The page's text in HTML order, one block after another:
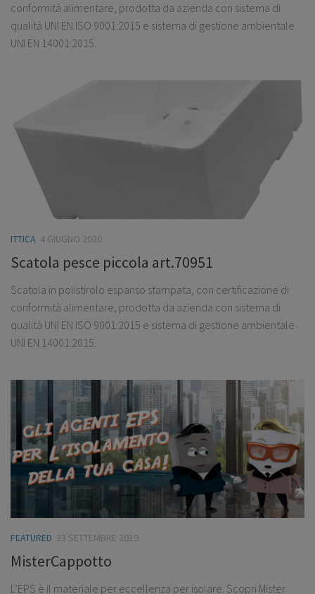
conformità alimentare, prodotta da azienda con sistema di
qualità UNI EN ISO 9001:2015 e sistema di gestione ambientale
UNI EN 14001:2015.
ITTICA 4 GIUGNO 2020
Scatola pesce piccola art.70951
Scatola in polistirolo espanso stampata, con certificazione di
conformità alimentare, prodotta da azienda con sistema di
qualità UNI EN ISO 9001:2015 e sistema di gestione ambientale
UNI EN 14001:2015.
FEATURED 23 SETTEMBRE 2019
MisterCappotto
L’EPS è il materiale per eccellenza per isolare. Scopri Mister